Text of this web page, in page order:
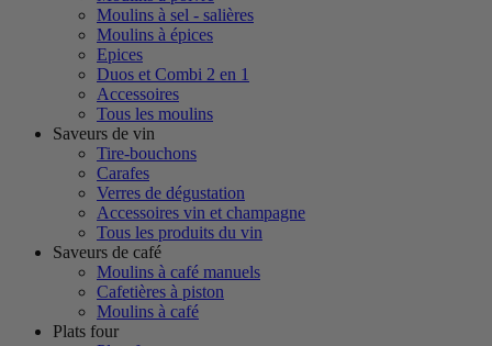
Moulins à sel - salières
Moulins à épices
Epices
Duos et Combi 2 en 1
Accessoires
Tous les moulins
Saveurs de vin
Tire-bouchons
Carafes
Verres de dégustation
Accessoires vin et champagne
Tous les produits du vin
Saveurs de café
Moulins à café manuels
Cafetières à piston
Moulins à café
Plats four